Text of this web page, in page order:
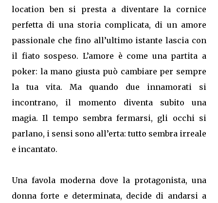
location ben si presta a diventare la cornice
perfetta di una storia complicata, di un amore
passionale che fino all’ultimo istante lascia con
il fiato sospeso. L’amore è come una partita a
poker: la mano giusta può cambiare per sempre
la tua vita. Ma quando due innamorati si
incontrano, il momento diventa subito una
magia. Il tempo sembra fermarsi, gli occhi si
parlano, i sensi sono all’erta: tutto sembra irreale
e incantato.
Una favola moderna dove la protagonista, una
donna forte e determinata, decide di andarsi a